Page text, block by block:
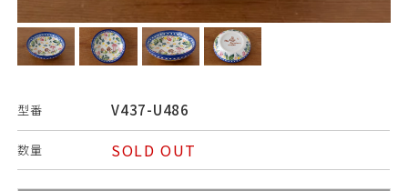
型番 V437-U486
数量 SOLD OUT